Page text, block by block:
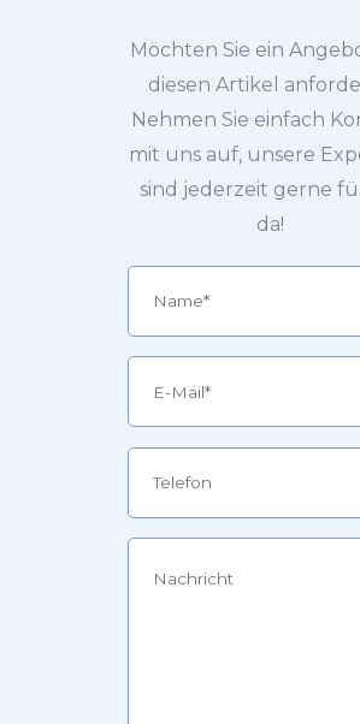
Möchten Sie ein
diesen Artikel
Nehmen Sie einfach
mit uns auf, unsere
sind jederzeit gerne
da!